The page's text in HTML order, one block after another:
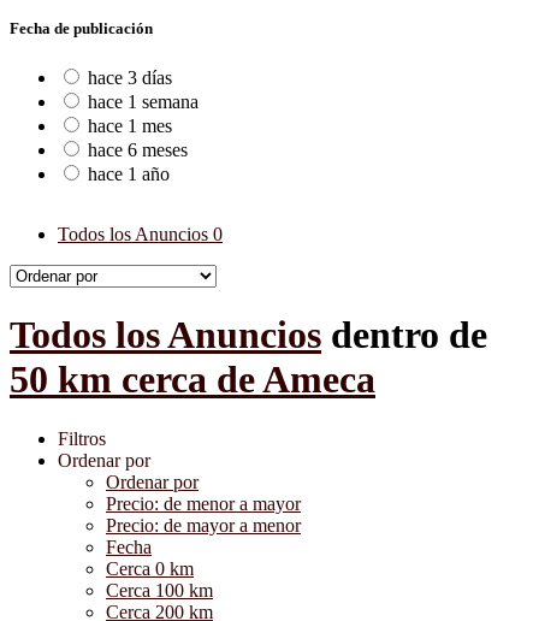
Fecha de publicación
hace 3 días
hace 1 semana
hace 1 mes
hace 6 meses
hace 1 año
Todos los Anuncios 0
Todos los Anuncios dentro de
50 km cerca de Ameca
Filtros
Ordenar por
Ordenar por
Precio: de menor a mayor
Precio: de mayor a menor
Fecha
Cerca 0 km
Cerca 100 km
Cerca 200 km